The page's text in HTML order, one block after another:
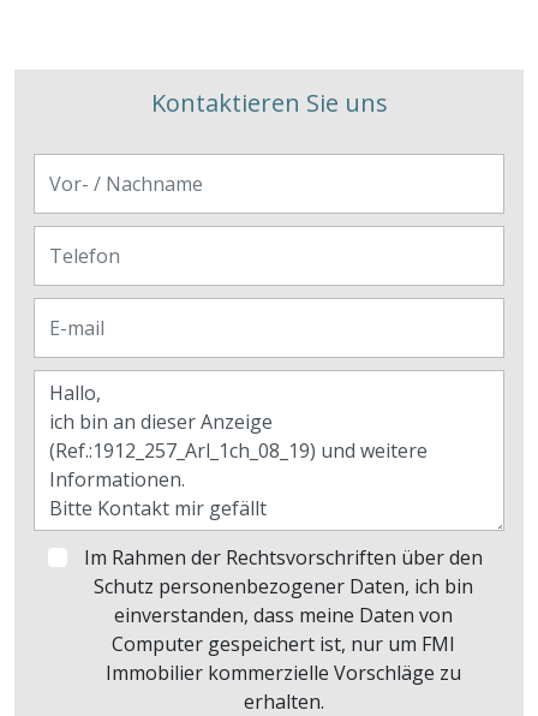
Kontaktieren Sie uns
Im Rahmen der Rechtsvorschriften über den
Schutz personenbezogener Daten, ich bin
einverstanden, dass meine Daten von
Computer gespeichert ist, nur um FMI
Immobilier kommerzielle Vorschläge zu
erhalten.